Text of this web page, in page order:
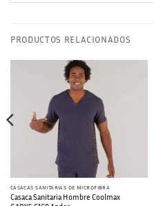
PRODUCTOS RELACIONADOS
CASACAS SANITARIAS DE MICROFIBRA
Casaca Sanitaria Hombre Coolmax